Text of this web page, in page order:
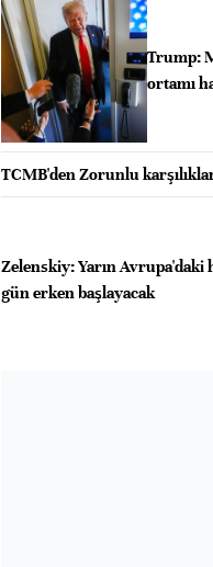
Trump:
ortamı
TCMB'den Zorunlu
Zelenskiy: Yarın Avrupa'daki
gün erken başlayacak